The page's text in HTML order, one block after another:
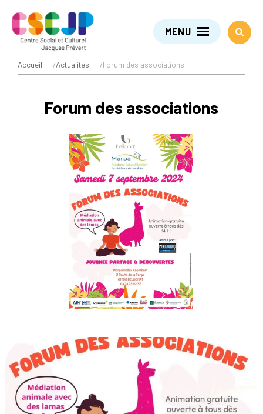
MENU
Accueil /Actualités /Forum des associations
Forum des associations